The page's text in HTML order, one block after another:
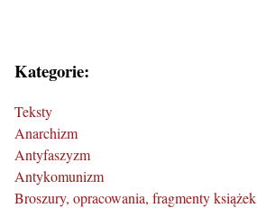
Kategorie:
Teksty
Anarchizm
Antyfaszyzm
Antykomunizm
Broszury, opracowania, fragmenty książek